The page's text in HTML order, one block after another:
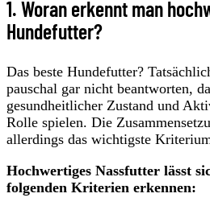
1. Woran erkennt man
Hundefutter?
Das beste Hundefutter?
pauschal gar nicht beantworten,
gesundheitlicher Zustand und
Rolle spielen. Die
allerdings das wichtigste
Hochwertiges Nassfutter lässt
folgenden Kriterien erkennen: